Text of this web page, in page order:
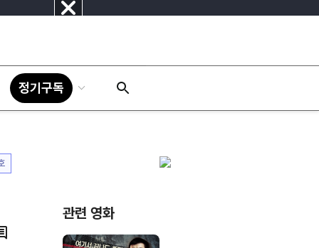
닫
정기구독
댓
관련 영화